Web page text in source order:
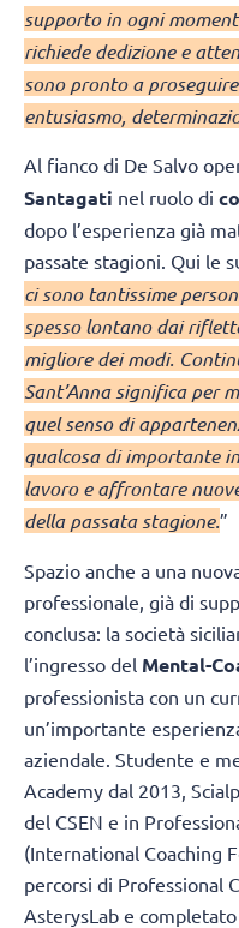
supporto in ogni
richiede dedizione e
sono pronto a
entusiasmo,
Al fianco di De Salvo
Santagati nel ruolo di
dopo l’esperienza già
passate stagioni. Qui le
ci sono tantissime
spesso lontano dai
migliore dei modi.
Sant’Anna significa per
quel senso di
qualcosa di importante
lavoro e affrontare
della passata stagione.”
Spazio anche a una
professionale, già di
conclusa: la società
l’ingresso del Mental-
professionista con un
un’importante
aziendale. Studente e
Academy dal 2013,
del CSEN e in
(International Coaching
percorsi di Professional
AsterysLab e